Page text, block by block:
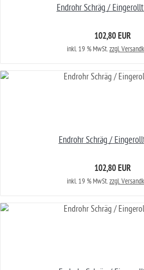
Endrohr Schräg /
102,80 EUR
inkl. 19 % MwSt.zzgl.
Endrohr Schräg /
102,80 EUR
inkl. 19 % MwSt.zzgl.